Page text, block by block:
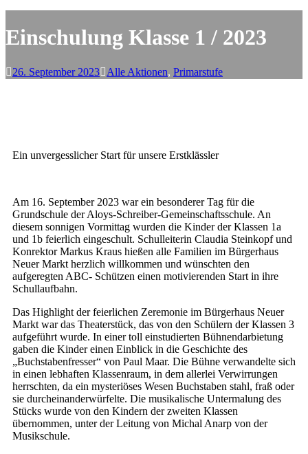
Einschulung Klasse 1 / 2023
26. September 2023 Alle Aktionen, Primarstufe
Ein unvergesslicher Start für unsere Erstklässler
Am 16. September 2023 war ein besonderer Tag für die
Grundschule der Aloys-Schreiber-Gemeinschaftsschule. An
diesem sonnigen Vormittag wurden die Kinder der Klassen 1a
und 1b feierlich eingeschult. Schulleiterin Claudia Steinkopf und
Konrektor Markus Kraus hießen alle Familien im Bürgerhaus
Neuer Markt herzlich willkommen und wünschten den
aufgeregten ABC- Schützen einen motivierenden Start in ihre
Schullaufbahn.
Das Highlight der feierlichen Zeremonie im Bürgerhaus Neuer
Markt war das Theaterstück, das von den Schülern der Klassen 3
aufgeführt wurde. In einer toll einstudierten Bühnendarbietung
gaben die Kinder einen Einblick in die Geschichte des
„Buchstabenfresser“ von Paul Maar. Die Bühne verwandelte sich
in einen lebhaften Klassenraum, in dem allerlei Verwirrungen
herrschten, da ein mysteriöses Wesen Buchstaben stahl, fraß oder
sie durcheinanderwürfelte. Die musikalische Untermalung des
Stücks wurde von den Kindern der zweiten Klassen
übernommen, unter der Leitung von Michal Anarp von der
Musikschule.